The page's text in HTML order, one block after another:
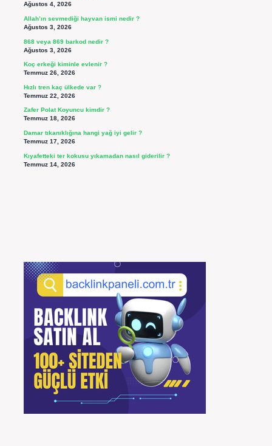
Ağustos 4, 2026
Allah’ın sevmediği hayvan ismi nedir ?
Ağustos 3, 2026
868 veya 869 barkod nedir ?
Ağustos 3, 2026
Koç erkeği kiminle evlenir ?
Temmuz 26, 2026
Hızlı tren kaç ülkede var ?
Temmuz 22, 2026
Zafer Polat Koyuncu kimdir ?
Temmuz 18, 2026
Damar tıkanıklığına hangi yağ iyi gelir ?
Temmuz 17, 2026
Kıyafetteki ter kokusu yıkamadan nasıl giderilir ?
Temmuz 14, 2026